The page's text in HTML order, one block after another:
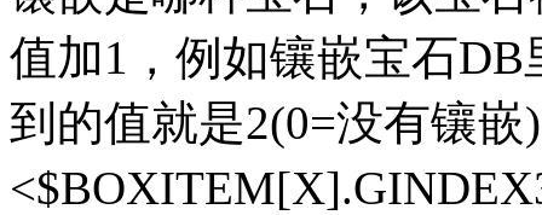
值加1，例如镶嵌宝石
到的值就是2(0=没有镶嵌)